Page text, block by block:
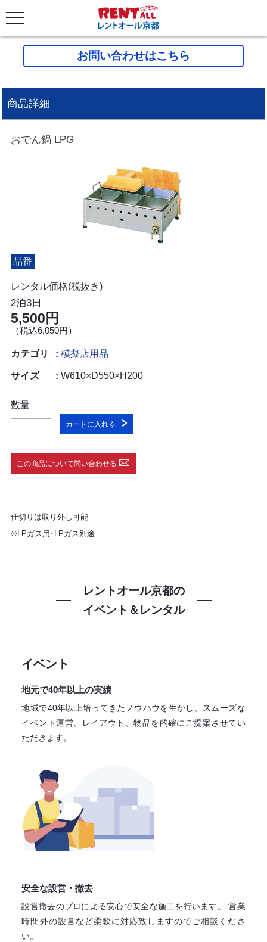
お問い合わせはこちら
商品詳細
おでん鍋 LPG
品番
レンタル価格(税抜き)
2泊3日
5,500円
（税込6,050円）
カテゴリ 模擬店用品
サイズ W610×D550×H200
数量
カートに入れる
この商品について問い合わせる
仕切りは取り外し可能
※LPガス用･LPガス別途
レントオール京都の
イベント＆レンタル
イベント
地元で40年以上の実績
地域で40年以上培ってきたノウハウを生かし、スムーズな
イベント運営、レイアウト、物品を的確にご提案させてい
ただきます。
安全な設営・撤去
設営撤去のプロによる安心で安全な施工を行います。
営業
時間外の設営など柔軟に対応致しますのでご相談くださ
い。